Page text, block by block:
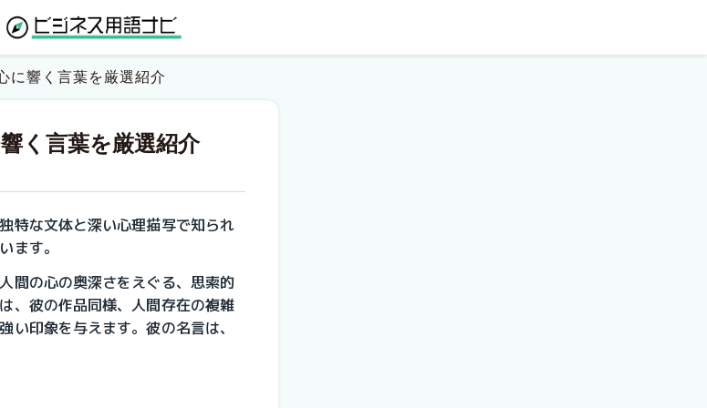
に響く言葉を厳選紹介
く言葉を厳選紹介
特な文体と深い心理描写で知られ
ます。
間の心の奥深さをえぐる、思索的
、彼の作品同様、人間存在の複雑
い印象を与えます。彼の名言は、